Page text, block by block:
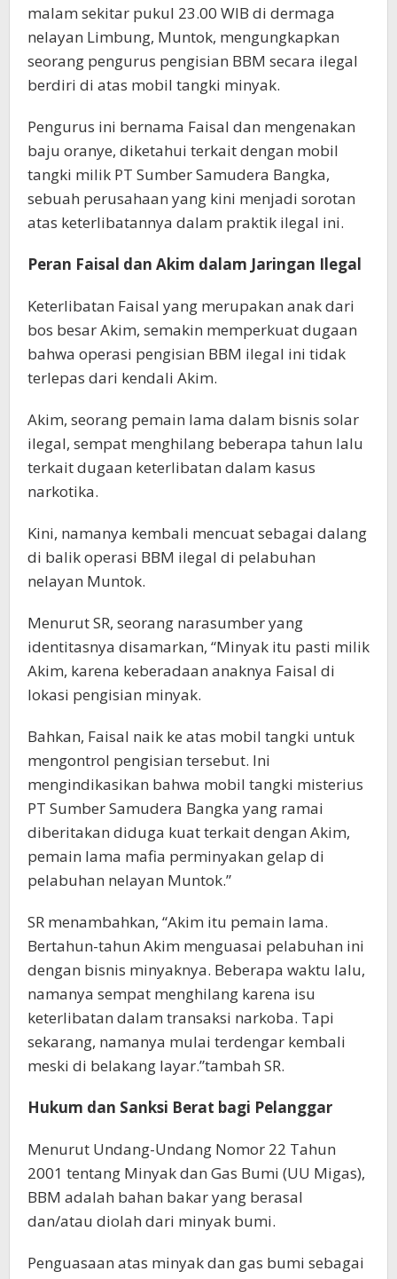
malam sekitar pukul 23.00 WIB di dermaga
nelayan Limbung, Muntok, mengungkapkan
seorang pengurus pengisian BBM secara ilegal
berdiri di atas mobil tangki minyak.
Pengurus ini bernama Faisal dan mengenakan
baju oranye, diketahui terkait dengan mobil
tangki milik PT Sumber Samudera Bangka,
sebuah perusahaan yang kini menjadi sorotan
atas keterlibatannya dalam praktik ilegal ini.
Peran Faisal dan Akim dalam Jaringan Ilegal
Keterlibatan Faisal yang merupakan anak dari
bos besar Akim, semakin memperkuat dugaan
bahwa operasi pengisian BBM ilegal ini tidak
terlepas dari kendali Akim.
Akim, seorang pemain lama dalam bisnis solar
ilegal, sempat menghilang beberapa tahun lalu
terkait dugaan keterlibatan dalam kasus
narkotika.
Kini, namanya kembali mencuat sebagai dalang
di balik operasi BBM ilegal di pelabuhan
nelayan Muntok.
Menurut SR, seorang narasumber yang
identitasnya disamarkan, “Minyak itu pasti milik
Akim, karena keberadaan anaknya Faisal di
lokasi pengisian minyak.
Bahkan, Faisal naik ke atas mobil tangki untuk
mengontrol pengisian tersebut. Ini
mengindikasikan bahwa mobil tangki misterius
PT Sumber Samudera Bangka yang ramai
diberitakan diduga kuat terkait dengan Akim,
pemain lama mafia perminyakan gelap di
pelabuhan nelayan Muntok.”
SR menambahkan, “Akim itu pemain lama.
Bertahun-tahun Akim menguasai pelabuhan ini
dengan bisnis minyaknya. Beberapa waktu lalu,
namanya sempat menghilang karena isu
keterlibatan dalam transaksi narkoba. Tapi
sekarang, namanya mulai terdengar kembali
meski di belakang layar.”tambah SR.
Hukum dan Sanksi Berat bagi Pelanggar
Menurut Undang-Undang Nomor 22 Tahun
2001 tentang Minyak dan Gas Bumi (UU Migas),
BBM adalah bahan bakar yang berasal
dan/atau diolah dari minyak bumi.
Penguasaan atas minyak dan gas bumi sebagai